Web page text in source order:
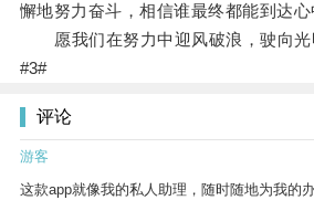
懈地努力奋斗，相信谁最终都能到达心
愿我们在努力中迎风破浪，驶向光
#3#
评论
游客
这款app就像我的私人助理，随时随地为我的